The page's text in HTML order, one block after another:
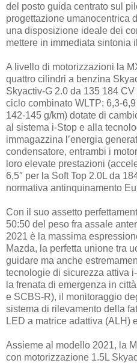
del posto guida centrato sul
progettazione umanocentrica
una disposizione ideale dei
mettere in immediata sintonia
A livello di motorizzazioni la
quattro cilindri a benzina
Skyactiv-G 2.0 da 135 184
ciclo combinato WLTP: 6,3-
142-145 g/km) dotate di
al sistema i-Stop e alla
immagazzina l’energia
condensatore, entrambi i
loro elevate prestazioni
6,5″ per la Soft Top 2.0L da
normativa antinquinamento
Con il suo assetto
50:50 del peso fra assale
2021 è la massima
Mazda, la perfetta unione tra
guidare ma anche
tecnologie di sicurezza attiva
la frenata di emergenza in
e SCBS-R), il monitoraggio
sistema di rilevamento della
LED a matrice adattiva (ALH)
Assieme al modello 2021, la
con motorizzazione 1.5L